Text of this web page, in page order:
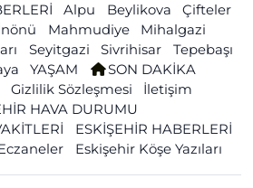
Alpu Beylikova
Çifteler
Mahmudiye
Mihalgazi
Seyitgazi Sivrihisar
Tepebaşı
YAŞAM
SON DAKİKA
Gizlilik Sözleşmesi
İletişim
HAVA DURUMU
ESKİŞEHİR HABERLERİ
Eskişehir Köşe Yazıları